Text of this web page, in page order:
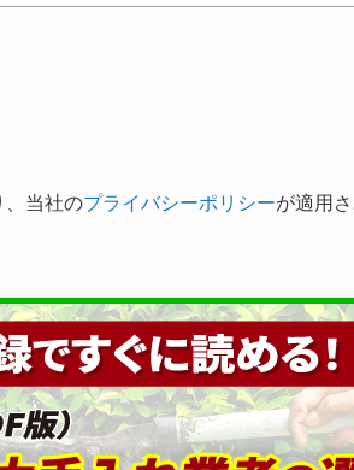
、当社のプライバシーポリシーが適用さ